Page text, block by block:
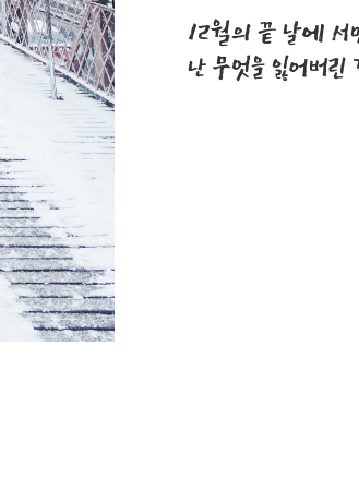
12월의 끝 날에 서
난 무엇을 잃어버린